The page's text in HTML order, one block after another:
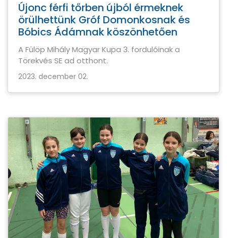
Újonc férfi tőrben újból érmeknek
örülhettünk Gróf Domonkosnak és
Bóbics Ádámnak köszönhetően
A Fülöp Mihály Magyar Kupa 3. fordulóinak a
Törekvés SE ad otthont.
2023. december 02.